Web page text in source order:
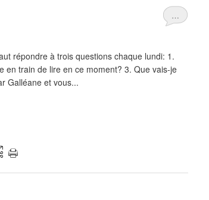
…
répondre à trois questions chaque lundi: 1.
en train de lire en ce moment? 3. Que vais-je
Galléane et vous...